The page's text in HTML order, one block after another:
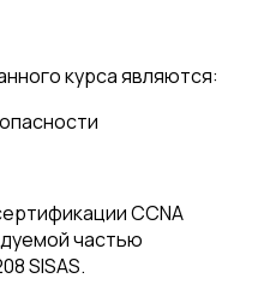
курса являются:
CCNA
частью
SISAS.